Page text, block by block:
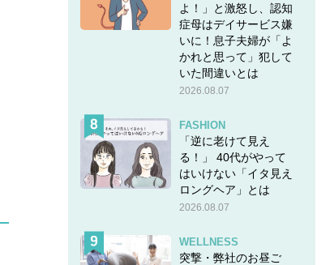
よ！」と激怒し、認知
症母はデイサービス嫌
いに！息子夫婦が「よ
かれと思って」犯して
いた間違いとは
2026.08.07
FASHION
「逆に老けて見え
る！」 40代がやって
はいけない「イタ見え
ロングヘア」とは
2026.08.07
WELLNESS
突撃・弊社のお昼ご